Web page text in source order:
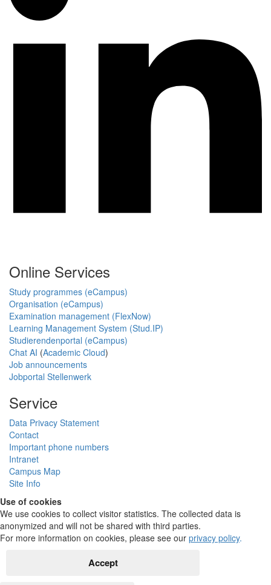
Online Services
Study programmes (eCampus)
Organisation (eCampus)
Examination management (FlexNow)
Learning Management System (Stud.IP)
Studierendenportal (eCampus)
Chat AI (Academic Cloud)
Job announcements
Jobportal Stellenwerk
Service
Data Privacy Statement
Contact
Important phone numbers
Intranet
Campus Map
Site Info
Use of cookies
We use cookies to collect visitor statistics. The collected data is
anonymized and will not be shared with third parties.
For more information on cookies, please see our privacy policy.
Accept